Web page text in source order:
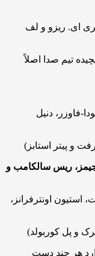
ای. ریزو و لف
تیم صدا اصلاً
فاوزر، دنیل
و پیتر استابز)
ریس سالکامب و
استیون اونترفرانز،
و پل کوربولد)
هر چند دست